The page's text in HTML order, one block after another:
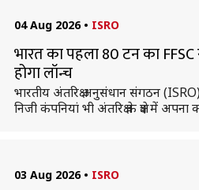
04 Aug 2026 • ISRO
भारत का पहला 80 टन का
होगा लॉन्च
भारतीय अंतरिक्ष अनुसंधान संगठन
निजी कंपनियां भी अंतरिक्ष के क्षेत्र में
03 Aug 2026 • ISRO